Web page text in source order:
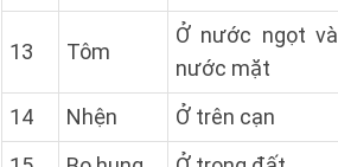
13 Tôm
Ở nước ngọt và
nước mặt
14 Nhện Ở trên cạn